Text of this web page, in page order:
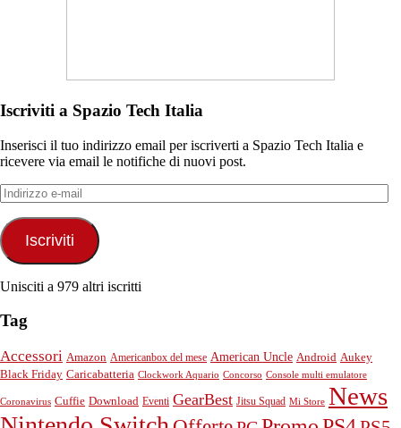
Iscriviti a Spazio Tech Italia
Inserisci il tuo indirizzo email per iscriverti a Spazio Tech Italia e
ricevere via email le notifiche di nuovi post.
Indirizzo
e-
mail
Iscriviti
Unisciti a 979 altri iscritti
Tag
Accessori Amazon Americanbox del mese American Uncle Android Aukey
Black Friday Caricabatteria Clockwork Aquario Concorso Console multi emulatore
Coronavirus Cuffie Download Eventi GearBest Jitsu Squad Mi Store News